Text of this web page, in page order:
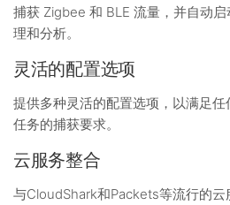
捕获 Zigbee 和 BLE 流量，并自动
理和分析。
灵活的配置选项
提供多种灵活的配置选项，以满足
任务的捕获要求。
云服务整合
与CloudShark和Packets等流行的云